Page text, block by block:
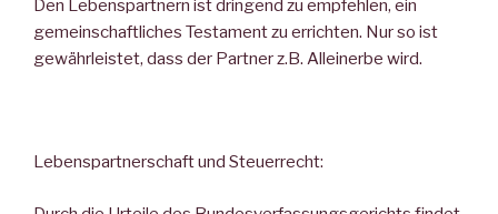
Den Lebenspartnern ist dringend zu empfehlen, ein
gemeinschaftliches Testament zu errichten. Nur so ist
gewährleistet, dass der Partner z.B. Alleinerbe wird.
Lebenspartnerschaft und Steuerrecht: